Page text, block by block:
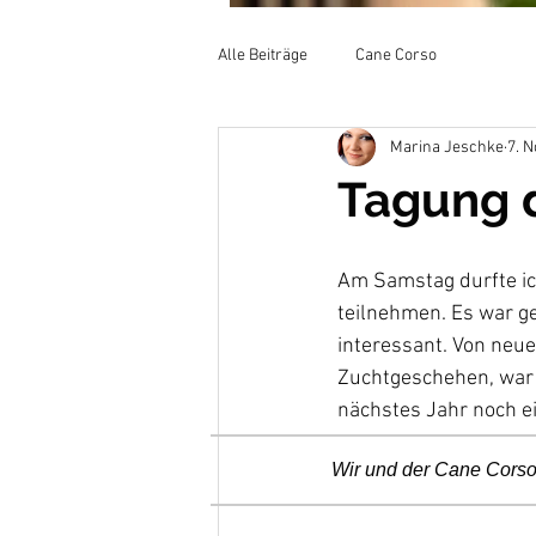
Alle Beiträge Cane Corso
Tagung
Marina Jeschke 7.
Am Samstag durfte
teilnehmen. Es war
interessant. Von
Zuchtgeschehen,
nächstes Jahr noch
Wir und der Cane Corso